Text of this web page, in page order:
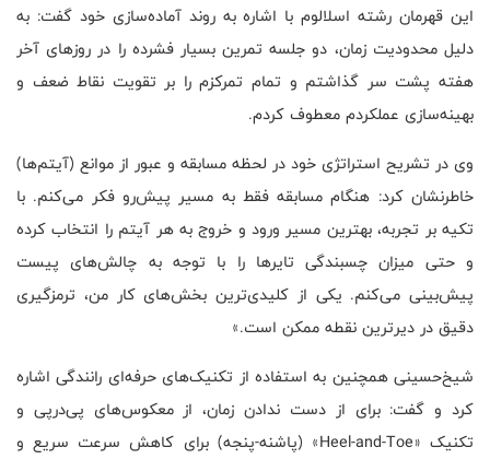
این قهرمان رشته اسلالوم با اشاره به روند آماده‌سازی خود گفت: به
دلیل محدودیت زمان، دو جلسه تمرین بسیار فشرده را در روزهای آخر
هفته پشت سر گذاشتم و تمام تمرکزم را بر تقویت نقاط ضعف و
بهینه‌سازی عملکردم معطوف کردم.
وی در تشریح استراتژی خود در لحظه مسابقه و عبور از موانع (آیتم‌ها)
خاطرنشان کرد: هنگام مسابقه فقط به مسیر پیش‌رو فکر می‌کنم. با
تکیه بر تجربه، بهترین مسیر ورود و خروج به هر آیتم را انتخاب کرده
و حتی میزان چسبندگی تایرها را با توجه به چالش‌های پیست
پیش‌بینی می‌کنم. یکی از کلیدی‌ترین بخش‌های کار من، ترمزگیری
دقیق در دیرترین نقطه ممکن است.»
شیخ‌حسینی همچنین به استفاده از تکنیک‌های حرفه‌ای رانندگی اشاره
کرد و گفت: برای از دست ندادن زمان، از معکوس‌های پی‌درپی و
تکنیک «Heel-and-Toe» (پاشنه-پنجه) برای کاهش سرعت سریع و